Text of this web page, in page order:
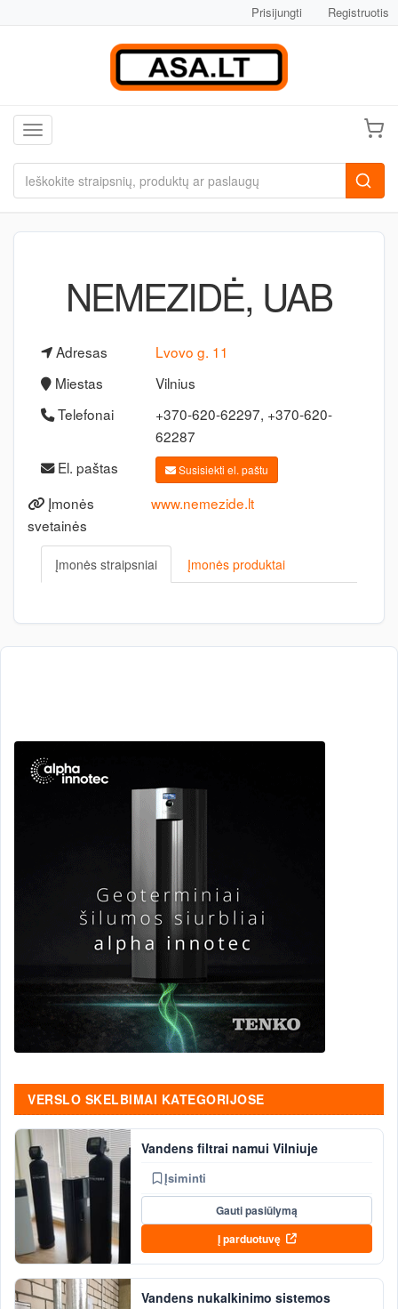
Prisijungti Registruotis
Toggle navigation
NEMEZIDĖ, UAB
Adresas
Lvovo g. 11
Miestas
Vilnius
Telefonai
+370-620-62297, +370-620-
62287
El. paštas
Susisiekti el. paštu
Įmonės
svetainės
www.nemezide.lt
Įmonės straipsniai Įmonės produktai
VERSLO SKELBIMAI KATEGORIJOSE
Vandens filtrai namui Vilniuje
Įsiminti
Gauti pasiūlymą
Į parduotuvę
Vandens nukalkinimo sistemos